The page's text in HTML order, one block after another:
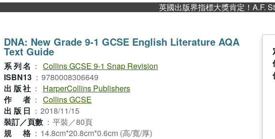
英國出版界指標大獎肯定！A.F.
DNA: New Grade 9-1 GCSE English Literature AQA
Text Guide
系列名 ： Collins GCSE 9-1 Snap Revision
ISBN13 ： 9780008306649
出版社 ：
HarperCollins Publishers
作者 ： Collins GCSE
出版日 ： 2018/11/15
裝訂／頁數 ： 平裝／80頁
規格 ： 14.8cm*20.8cm*0.6cm (高/寬/厚)